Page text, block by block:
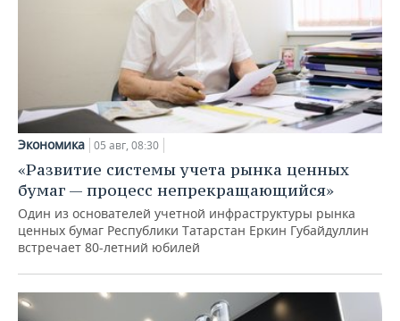
Экономика 05 авг, 08:30
«Развитие системы учета рынка ценных
бумаг — процесс непрекращающийся»
Один из основателей учетной инфраструктуры рынка
ценных бумаг Республики Татарстан Еркин Губайдуллин
встречает 80-летний юбилей